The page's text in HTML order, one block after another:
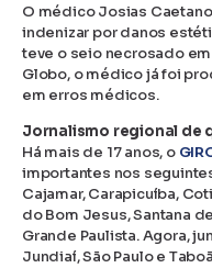
O médico Josias
indenizar por danos
teve o seio necrosado
Globo, o médico já foi
em erros médicos.
Jornalismo regional de
Há mais de 17 anos, o
importantes nos
Cajamar, Carapicuíba,
do Bom Jesus, Santana
Grande Paulista. Agora,
Jundiaí, São Paulo e